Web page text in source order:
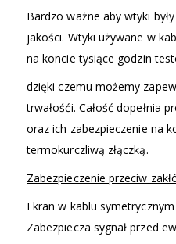
Bardzo ważne aby wtyki
jakości. Wtyki używane w
na koncie tysiące godzin
dzięki czemu możemy
trwałośći. Całość dopełnia
oraz ich zabezpieczenie na
termokurczliwą złączką.
Zabezpieczenie przeciw
Ekran w kablu
Zabezpiecza sygnał przed